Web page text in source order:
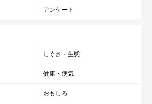
アンケート
しぐさ・生態
健康・病気
おもしろ